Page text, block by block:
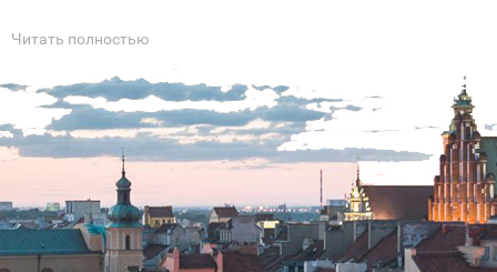
протяжении всей своей многовековой истории город выполнял
государства, так и Европы — в целом.
Как и во множестве других старинных европейских городов, в
Люблине наибольший интерес для туристов и наибольшую
историческую ценность представляет Старый город. Этот район
— место сосредоточения многих памятников архитектуры и
прочих достопримечательностей, привлекающих туристов
буквально со всего мира. Здесь практически каждый дом
является историческим памятником.
Читать полностью